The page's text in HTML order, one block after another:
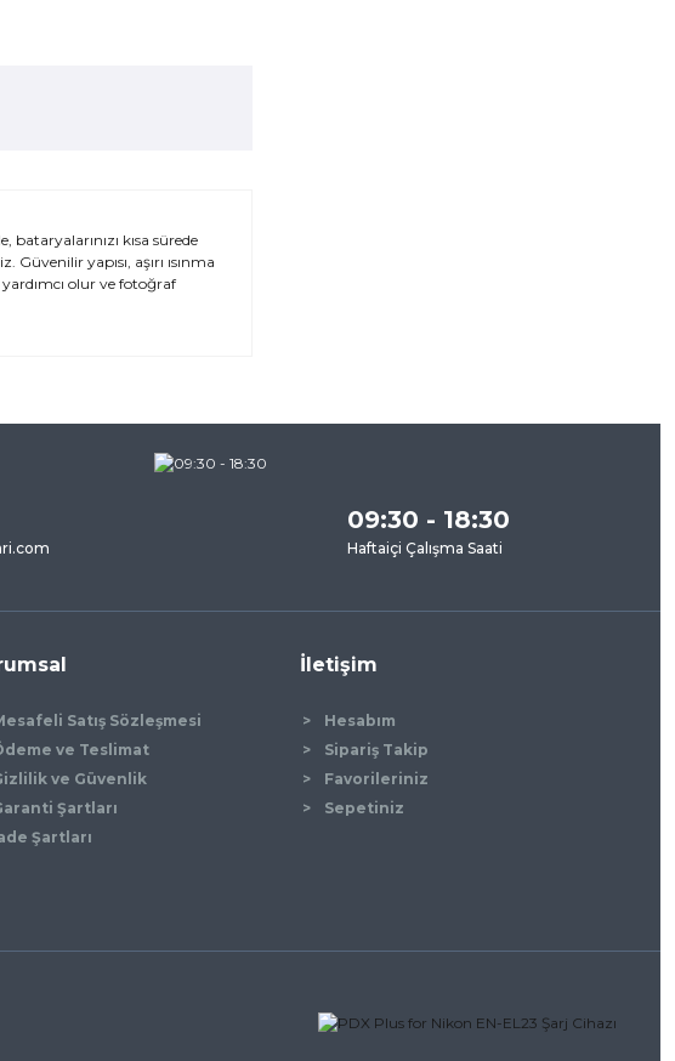
kısa sürede
yapısı, aşırı ısınma
olur ve fotoğraf
09:30 - 18:30
Haftaiçi Çalışma Saati
Satış Sözleşmesi
ve Teslimat
ve Güvenlik
Şartları
Şartları
İletişim
Hesabım
Sipariş Takip
Favorileriniz
Sepetiniz